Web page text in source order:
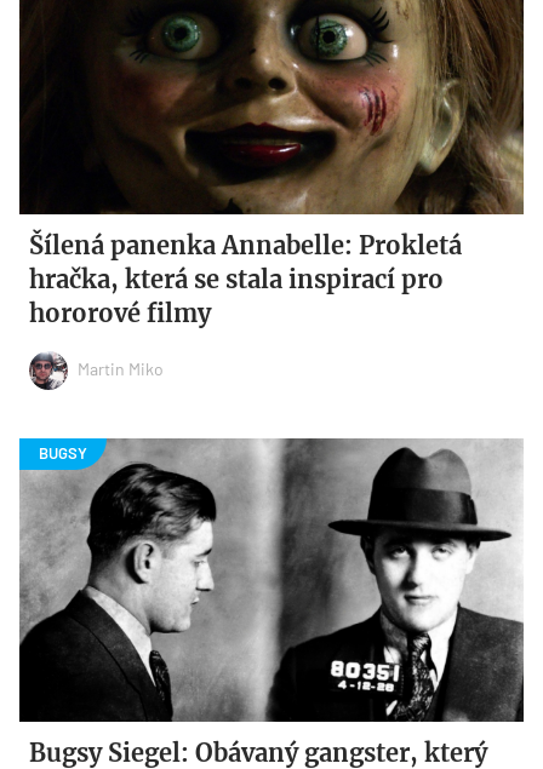
Šílená panenka Annabelle: Prokletá
hračka, která se stala inspirací pro
hororové filmy
Martin Miko
Bugsy Siegel: Obávaný gangster, který